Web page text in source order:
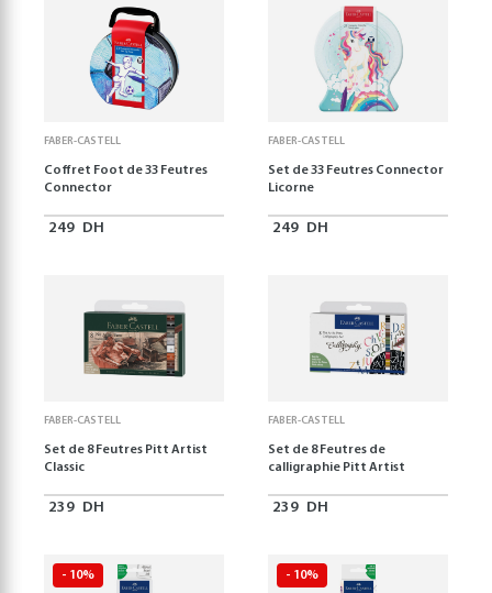
FABER-CASTELL
Coffret Foot de 33 Feutres
Connector
249 DH
FABER-CASTELL
Set de 33 Feutres Connector
Licorne
249 DH
FABER-CASTELL
Set de 8 Feutres Pitt Artist
Classic
239 DH
FABER-CASTELL
Set de 8 Feutres de
calligraphie Pitt Artist
239 DH
- 10% - 10%